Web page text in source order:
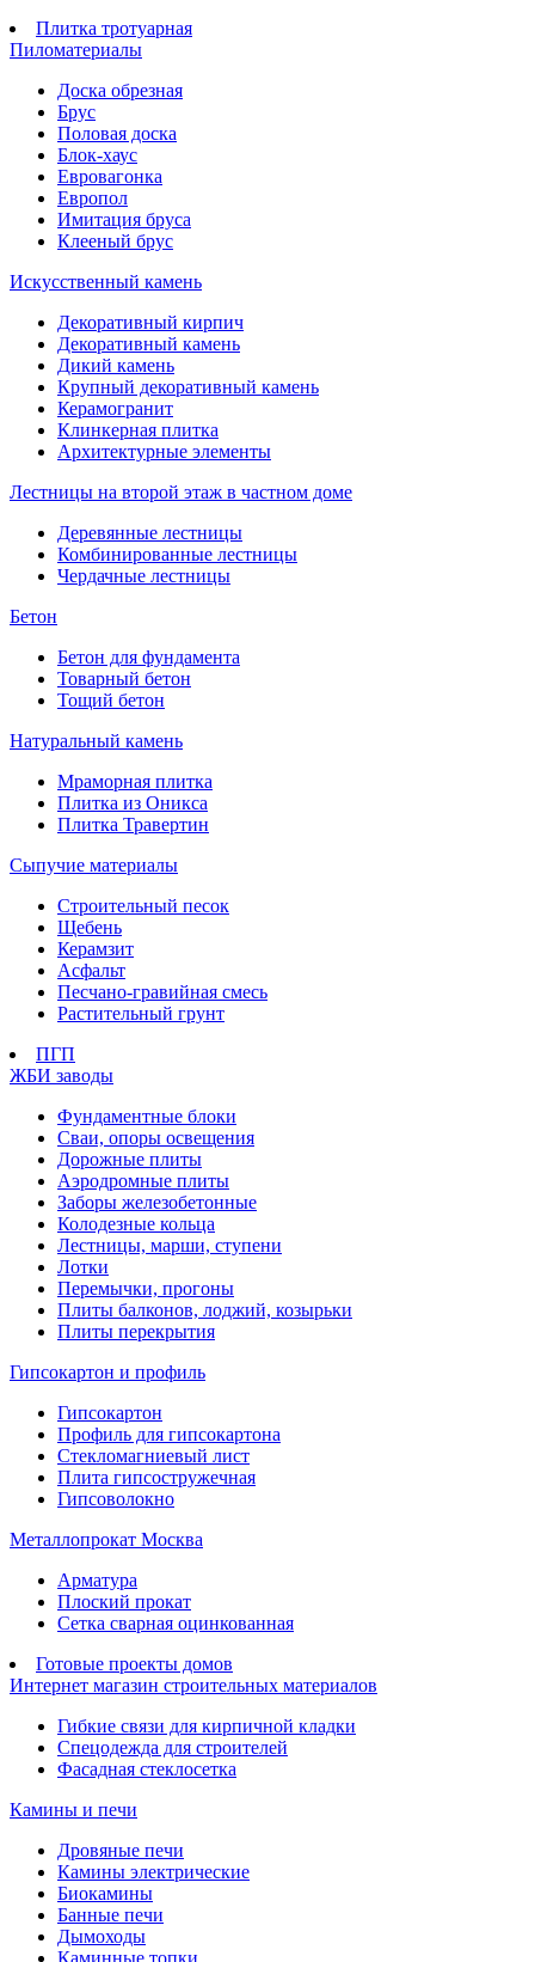
Плитка тротуарная
Пиломатериалы
Доска обрезная
Брус
Половая доска
Блок-хаус
Евровагонка
Европол
Имитация бруса
Клееный брус
Искусственный камень
Декоративный кирпич
Декоративный камень
Дикий камень
Крупный декоративный камень
Керамогранит
Клинкерная плитка
Архитектурные элементы
Лестницы на второй этаж в частном доме
Деревянные лестницы
Комбинированные лестницы
Чердачные лестницы
Бетон
Бетон для фундамента
Товарный бетон
Тощий бетон
Натуральный камень
Мраморная плитка
Плитка из Оникса
Плитка Травертин
Сыпучие материалы
Строительный песок
Щебень
Керамзит
Асфальт
Песчано-гравийная смесь
Растительный грунт
ПГП
ЖБИ заводы
Фундаментные блоки
Сваи, опоры освещения
Дорожные плиты
Аэродромные плиты
Заборы железобетонные
Колодезные кольца
Лестницы, марши, ступени
Лотки
Перемычки, прогоны
Плиты балконов, лоджий, козырьки
Плиты перекрытия
Гипсокартон и профиль
Гипсокартон
Профиль для гипсокартона
Стекломагниевый лист
Плита гипсостружечная
Гипсоволокно
Металлопрокат Москва
Арматура
Плоский прокат
Сетка сварная оцинкованная
Готовые проекты домов
Интернет магазин строительных материалов
Гибкие связи для кирпичной кладки
Спецодежда для строителей
Фасадная стеклосетка
Камины и печи
Дровяные печи
Камины электрические
Биокамины
Банные печи
Дымоходы